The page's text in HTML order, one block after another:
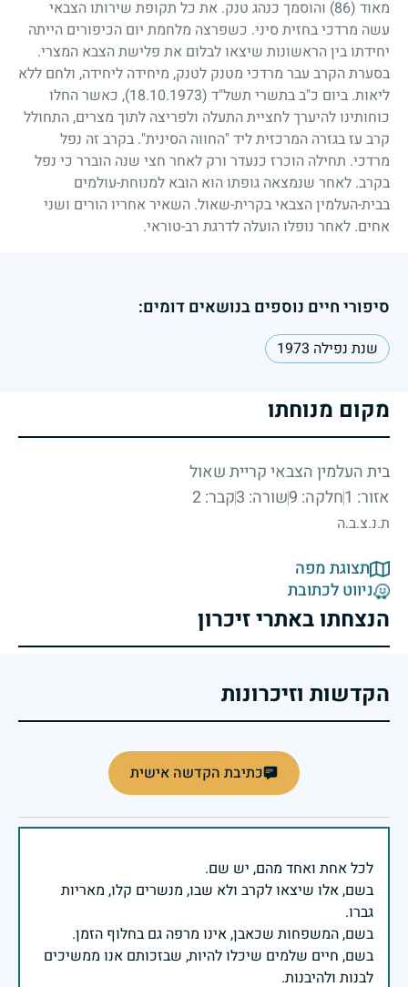
מאוד (86)
והוסמך כנהג טנק. את כל תקופת שירותו הצבאי
עשה מרדכי בחזית סיני. כשפרצה מלחמת יום הכיפורים הייתה
יחידתו בין הראשונות שיצאו לבלום את פלישת הצבא המצרי.
בסערת הקרב עבר מרדכי מטנק לטנק, מיחידה ליחידה, ולחם ללא
ליאות. ביום כ"ב בתשרי תשל"ד (18.10.1973)
, כאשר החלו
כוחותינו להיערך לחציית התעלה ולפריצה לתוך מצרים, התחולל
קרב עז בגזרה המרכזית ליד "החווה הסינית". בקרב זה נפל
מרדכי. תחילה הוכרז כנעדר ורק לאחר חצי שנה הוברר כי נפל
בקרב. לאחר שנמצאה גופתו הוא הובא למנוחת-עולמים
בבית-העלמין הצבאי בקרית-שאול. השאיר אחריו הורים ושני
אחים. לאחר נופלו הועלה לדרגת רב-טוראי.
סיפורי חיים נוספים בנושאים דומים:
שנת נפילה 1973
מקום מנוחתו
בית העלמין הצבאי קריית שאול
אזור: 1
חלקה: 9 שורה: 3 קבר: 2
ת.נ.צ.ב.ה
תצוגת מפה
ניווט לכתובת
הנצחתו באתרי זיכרון
הקדשות וזיכרונות
כתיבת הקדשה אישית
בשם, אלו שיצאו לקרב ולא שבו, מנשרים קלו, מאריות
בשם, חיים שלמים שיכלו להיות, שבזכותם אנו ממשיכים